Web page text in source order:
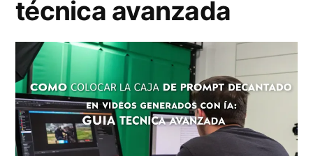
c
i
ó
n
b
i
m
p
a
técnica avanzada